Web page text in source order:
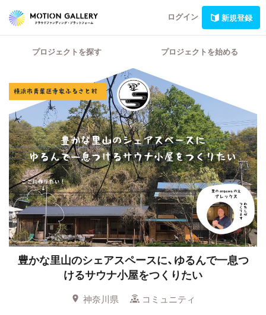
ログイン 新規登録
プロジェクトを探す プロジェクトを始める
豊かな里山のシェアスペースに、ゆるんで一息つ
けるサウナ小屋をつくりたい
神奈川県
コミュニティ